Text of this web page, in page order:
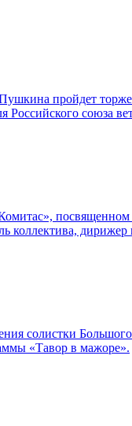
пройдет
Российского
коллектива,
солистки
«Тавор в мажоре».